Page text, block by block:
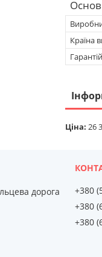
Країна
Ціна: 26
дорога
+380
+380
+380